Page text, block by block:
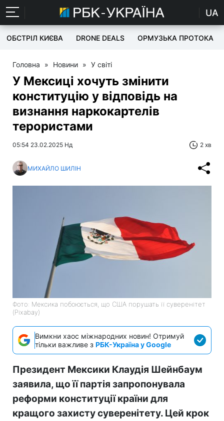
UA
ОБСТРІЛ КИЄВА DRONE DEALS ОРМУЗЬКА ПРОТОКА
Головна » Новини » У світі
У Мексиці хочуть змінити
конституцію у відповідь на
визнання наркокартелів
терористами
05:54 23.02.2025 Нд 2 хв
МИХАЙЛО ШИЛІН
Фото: Мексика побоюється, що США порушать її суверенітет
(Pixabay)
Вимкни хаос міжнародних новин! Отримуй
тільки важливе з РБК-Україна у Google
Президент Мексики Клаудія Шейнбаум
заявила, що її партія запропонувала
реформи конституції країни для
кращого захисту суверенітету. Цей крок